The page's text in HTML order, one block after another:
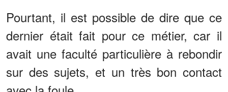
Pourtant, il est possible de dire que ce
dernier était fait pour ce métier, car il
avait une faculté particulière à rebondir
sur des sujets, et un très bon contact